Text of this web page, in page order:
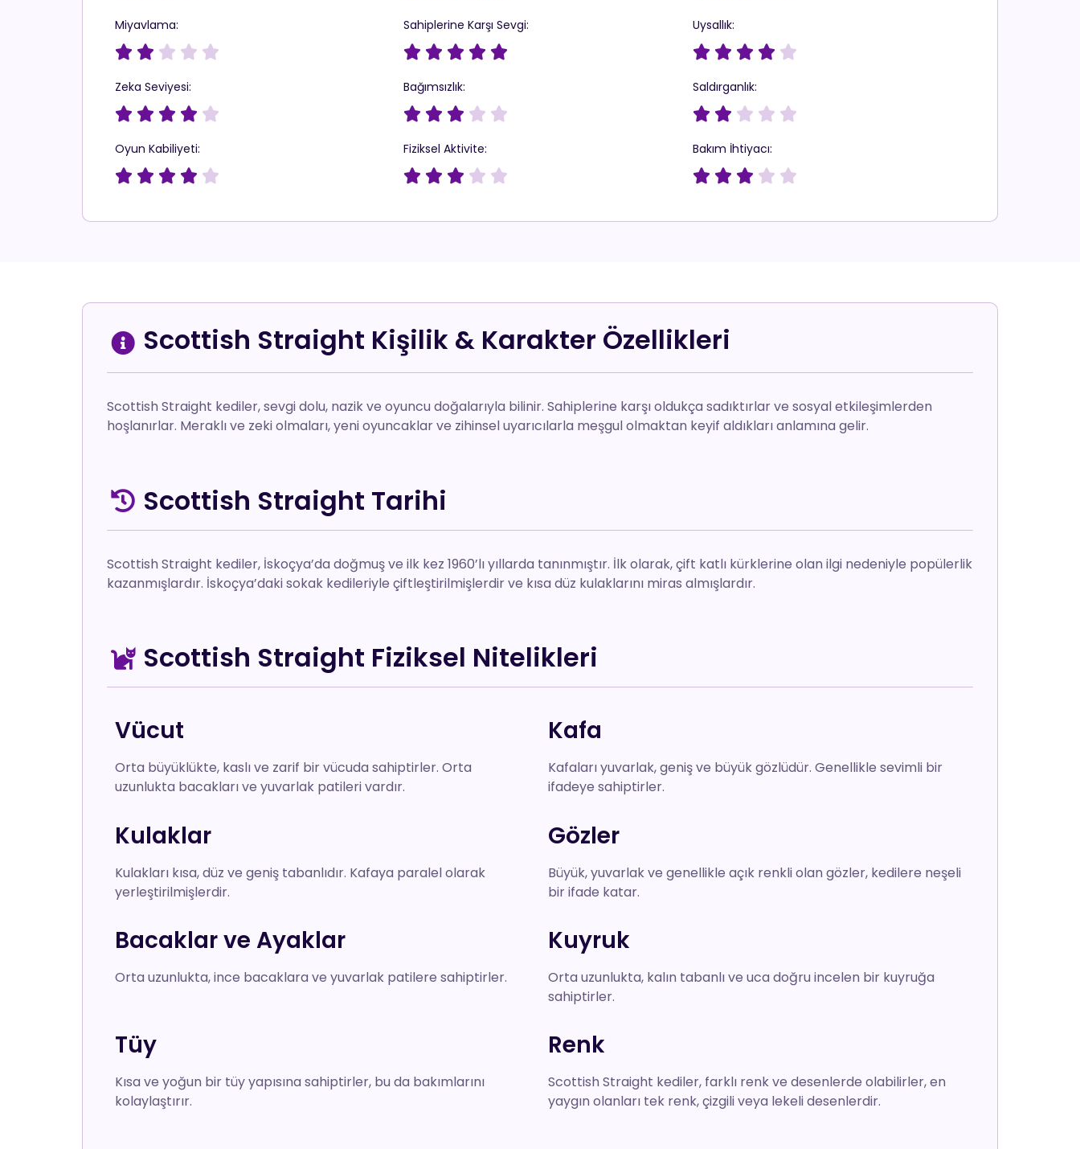
Miyavlama:
    
Sahiplerine Karşı Sevgi:
    
Uysallık:
    
Zeka Seviyesi:
    
Bağımsızlık:
    
Saldırganlık:
    
Oyun Kabiliyeti:
    
Fiziksel Aktivite:
    
Bakım İhtiyacı:
    
Scottish Straight Kişilik & Karakter Özellikleri
Scottish Straight kediler, sevgi dolu, nazik ve oyuncu doğalarıyla bilinir. Sahiplerine karşı oldukça sadıktırlar ve sosyal etkileşimlerden
hoşlanırlar. Meraklı ve zeki olmaları, yeni oyuncaklar ve zihinsel uyarıcılarla meşgul olmaktan keyif aldıkları anlamına gelir.
Scottish Straight Tarihi
Scottish Straight kediler, İskoçya’da doğmuş ve ilk kez 1960’lı yıllarda tanınmıştır. İlk olarak, çift katlı kürklerine olan ilgi nedeniyle popülerlik
kazanmışlardır. İskoçya’daki sokak kedileriyle çiftleştirilmişlerdir ve kısa düz kulaklarını miras almışlardır.
Scottish Straight Fiziksel Nitelikleri
Vücut
Orta büyüklükte, kaslı ve zarif bir vücuda sahiptirler. Orta
uzunlukta bacakları ve yuvarlak patileri vardır.
Kafa
Kafaları yuvarlak, geniş ve büyük gözlüdür. Genellikle sevimli bir
ifadeye sahiptirler.
Kulaklar
Kulakları kısa, düz ve geniş tabanlıdır. Kafaya paralel olarak
yerleştirilmişlerdir.
Gözler
Büyük, yuvarlak ve genellikle açık renkli olan gözler, kedilere neşeli
bir ifade katar.
Bacaklar ve Ayaklar
Orta uzunlukta, ince bacaklara ve yuvarlak patilere sahiptirler.
Kuyruk
Orta uzunlukta, kalın tabanlı ve uca doğru incelen bir kuyruğa
sahiptirler.
Tüy
Kısa ve yoğun bir tüy yapısına sahiptirler, bu da bakımlarını
kolaylaştırır.
Renk
Scottish Straight kediler, farklı renk ve desenlerde olabilirler, en
yaygın olanları tek renk, çizgili veya lekeli desenlerdir.